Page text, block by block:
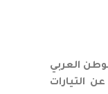
العربي
التيارات